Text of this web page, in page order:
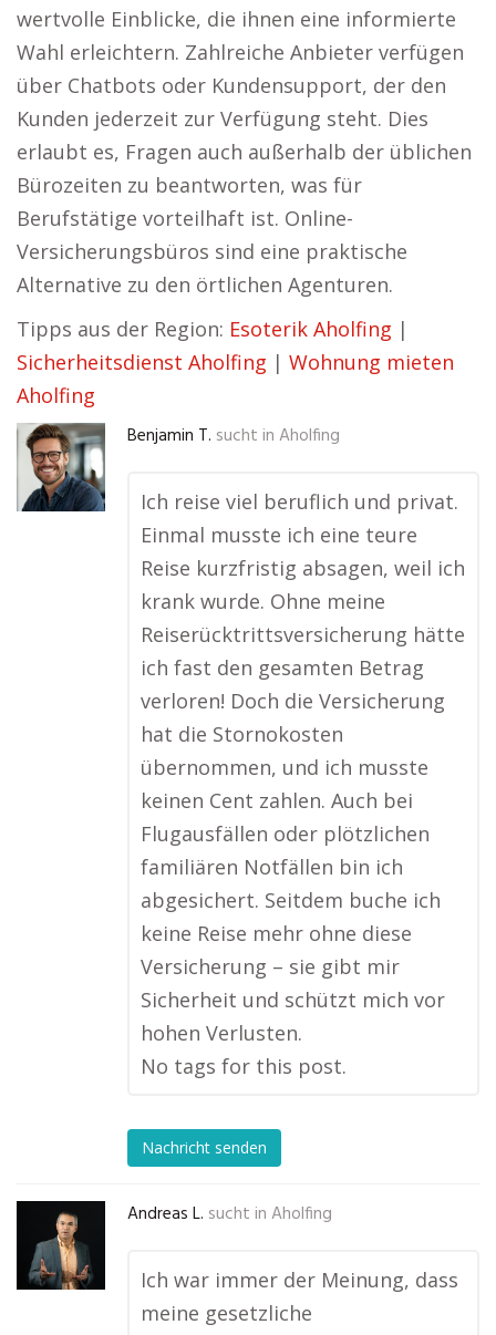
wertvolle Einblicke, die ihnen eine informierte
Wahl erleichtern. Zahlreiche Anbieter verfügen
über Chatbots oder Kundensupport, der den
Kunden jederzeit zur Verfügung steht. Dies
erlaubt es, Fragen auch außerhalb der üblichen
Bürozeiten zu beantworten, was für
Berufstätige vorteilhaft ist. Online-
Versicherungsbüros sind eine praktische
Alternative zu den örtlichen Agenturen.
Tipps aus der Region: Esoterik Aholfing |
Sicherheitsdienst Aholfing | Wohnung mieten
Aholfing
Benjamin T. sucht in Aholfing
Ich reise viel beruflich und privat.
Einmal musste ich eine teure
Reise kurzfristig absagen, weil ich
krank wurde. Ohne meine
Reiserücktrittsversicherung hätte
ich fast den gesamten Betrag
verloren! Doch die Versicherung
hat die Stornokosten
übernommen, und ich musste
keinen Cent zahlen. Auch bei
Flugausfällen oder plötzlichen
familiären Notfällen bin ich
abgesichert. Seitdem buche ich
keine Reise mehr ohne diese
Versicherung – sie gibt mir
Sicherheit und schützt mich vor
hohen Verlusten.
No tags for this post.
Nachricht senden
Andreas L. sucht in Aholfing
Ich war immer der Meinung, dass
meine gesetzliche